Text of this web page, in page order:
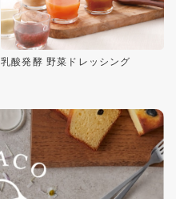
乳酸発酵 野菜ドレッシング